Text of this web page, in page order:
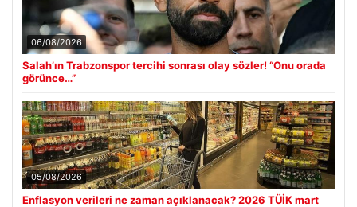
06/08/2026
Salah’ın Trabzonspor tercihi sonrası olay sözler! “Onu orada
görünce…”
05/08/2026
Enflasyon verileri ne zaman açıklanacak? 2026 TÜİK mart